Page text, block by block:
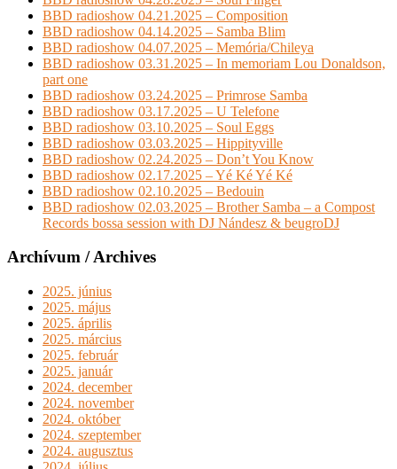
BBD radioshow 04.21.2025 – Composition
BBD radioshow 04.14.2025 – Samba Blim
BBD radioshow 04.07.2025 – Memória/Chileya
BBD radioshow 03.31.2025 – In memoriam Lou Donaldson,
part one
BBD radioshow 03.24.2025 – Primrose Samba
BBD radioshow 03.17.2025 – U Telefone
BBD radioshow 03.10.2025 – Soul Eggs
BBD radioshow 03.03.2025 – Hippityville
BBD radioshow 02.24.2025 – Don’t You Know
BBD radioshow 02.17.2025 – Yé Ké Yé Ké
BBD radioshow 02.10.2025 – Bedouin
BBD radioshow 02.03.2025 – Brother Samba – a Compost
Records bossa session with DJ Nándesz & beugroDJ
Archívum / Archives
2025. június
2025. május
2025. április
2025. március
2025. február
2025. január
2024. december
2024. november
2024. október
2024. szeptember
2024. augusztus